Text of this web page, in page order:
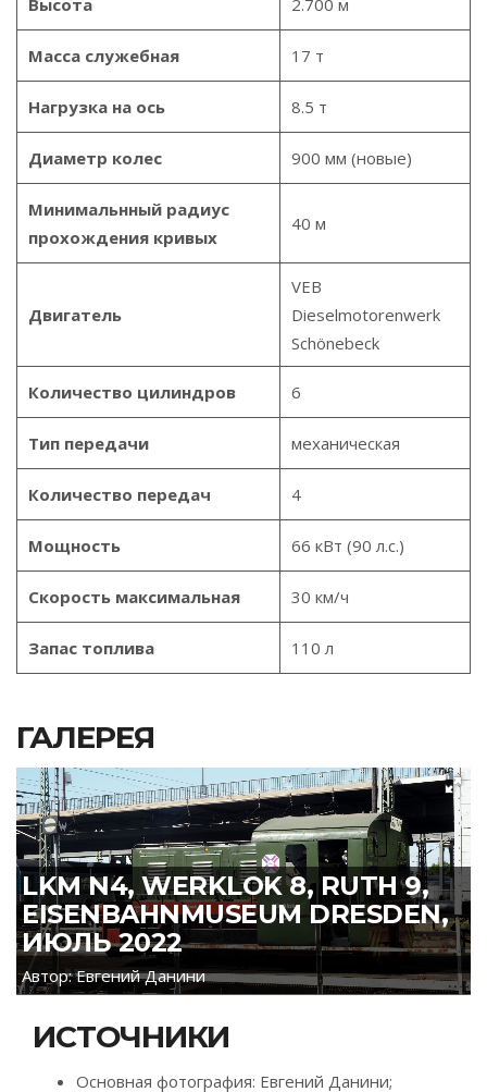
Масса служебная 17 т
Нагрузка на ось 8.5 т
Диаметр колес 900 мм (новые)
Минимальнный радиус
прохождения кривых
40 м
Двигатель
VEB
Dieselmotorenwerk
Schönebeck
Количество цилиндров 6
Тип передачи механическая
Количество передач 4
Мощность 66 кВт (90 л.с.)
Скорость максимальная 30 км/ч
Запас топлива 110 л
ГАЛЕРЕЯ
LKM N4, WERKLOK 8, RUTH 9,
EISENBAHNMUSEUM DRESDEN,
ИЮЛЬ 2022
Автор: Евгений Данини
ИСТОЧНИКИ
Основная фотография: Евгений Данини;